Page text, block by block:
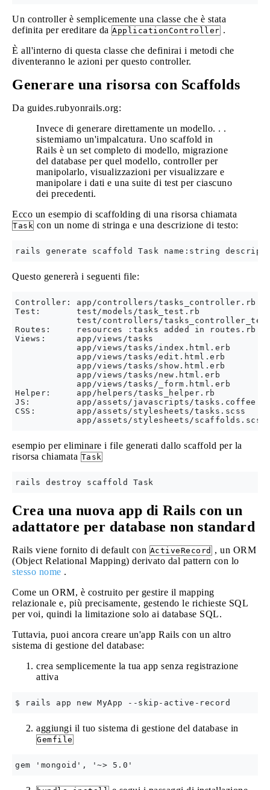
Un controller è semplicemente una classe che è stata
definita per ereditare da ApplicationController .
È all'interno di questa classe che definirai i metodi che
diventeranno le azioni per questo controller.
Generare una risorsa con Scaffolds
Da guides.rubyonrails.org:
Invece di generare direttamente un modello. . .
sistemiamo un'impalcatura. Uno scaffold in
Rails è un set completo di modello, migrazione
del database per quel modello, controller per
manipolarlo, visualizzazioni per visualizzare e
manipolare i dati e una suite di test per ciascuno
dei precedenti.
Ecco un esempio di scaffolding di una risorsa chiamata
Task con un nome di stringa e una descrizione di testo:
Questo genererà i seguenti file:
Controller: app/controllers/tasks_controller.rb
Test:       test/models/task_test.rb
test/controllers/
Routes:     resources :tasks added in routes.rb
Views:      app/views/tasks
            app/views/tasks/index.html.erb
            app/views/tasks/edit.html.erb
            app/views/tasks/show.html.erb
            app/views/tasks/new.html.erb
            app/views/tasks/_form.html.erb
Helper:     app/helpers/tasks_helper.rb
JS:         app/assets/javascripts/tasks.coffee
CSS:        app/assets/stylesheets/tasks.scss
esempio per eliminare i file generati dallo scaffold per la
risorsa chiamata Task
Crea una nuova app di Rails con un
adattatore per database non standard
Rails viene fornito di default con ActiveRecord , un ORM
(Object Relational Mapping) derivato dal pattern con lo
stesso nome .
Come un ORM, è costruito per gestire il mapping
relazionale e, più precisamente, gestendo le richieste SQL
per voi, quindi la limitazione solo ai database SQL.
Tuttavia, puoi ancora creare un'app Rails con un altro
sistema di gestione del database:
crea semplicemente la tua app senza registrazione
attiva
aggiungi il tuo sistema di gestione del database in
Gemfile